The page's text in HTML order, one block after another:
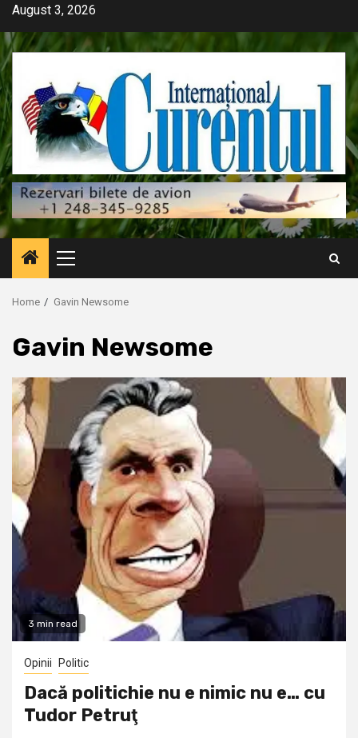
Skip
content
August 3, 2026
Primary
Menu
Home Gavin Newsome
Gavin Newsome
3 min read
Opinii Politic
Dacă politichie nu e nimic nu e… cu
Tudor Petruţ